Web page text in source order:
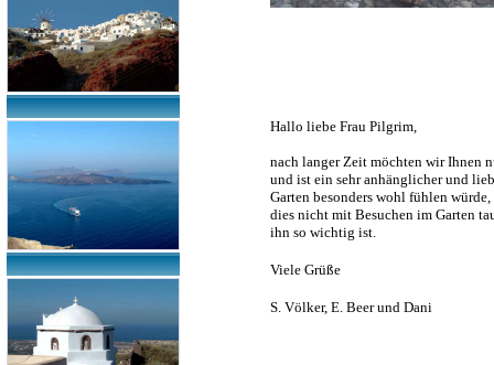
Hallo liebe Frau Pilgrim,
nach langer Zeit möchten wir Ihnen
und ist ein sehr anhänglicher und
Garten besonders wohl fühlen
dies nicht mit Besuchen im Garten
ihn so wichtig ist.
Viele Grüße
S. Völker, E. Beer und Dani